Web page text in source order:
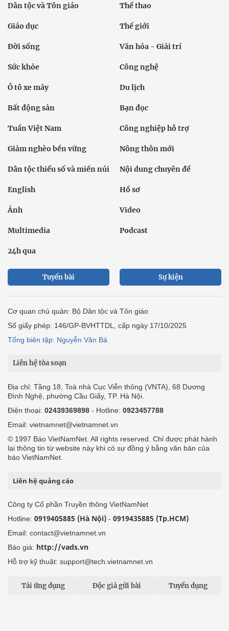
Dân tộc và Tôn giáo Thể thao
Giáo dục Thế giới
Đời sống Văn hóa - Giải trí
Sức khỏe Công nghệ
Ô tô xe máy Du lịch
Bất động sản Bạn đọc
Tuần Việt Nam Công nghiệp hỗ trợ
Giảm nghèo bền vững Nông thôn mới
Dân tộc thiểu số và miền núi Nội dung chuyên đề
English Hồ sơ
Ảnh Video
Multimedia Podcast
24h qua
Tuyến bài Sự kiện
Cơ quan chủ quản: Bộ Dân tộc và Tôn giáo
Số giấy phép: 146/GP-BVHTTDL, cấp ngày 17/10/2025
Tổng biên tập: Nguyễn Văn Bá
Liên hệ tòa soạn
Địa chỉ: Tầng 18, Toà nhà Cục Viễn thông (VNTA), 68 Dương
Đình Nghệ, phường Cầu Giấy, TP. Hà Nội.
Điện thoại: 02439369898 - Hotline: 0923457788
Email: vietnamnet@vietnamnet.vn
© 1997 Báo VietNamNet. All rights reserved. Chỉ được phát hành
lại thông tin từ website này khi có sự đồng ý bằng văn bản của
báo VietNamNet.
Liên hệ quảng cáo
Công ty Cổ phần Truyền thông VietNamNet
Hotline: 0919405885 (Hà Nội) - 0919435885 (Tp.HCM)
Email: contact@vietnamnet.vn
Báo giá: http://vads.vn
Hỗ trợ kỹ thuật: support@tech.vietnamnet.vn
Tải ứng dụng Độc giả gửi bài Tuyển dụng